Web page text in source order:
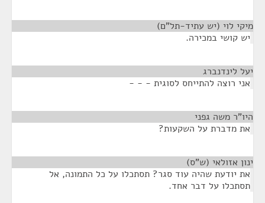
מיקי לוי (יש עתיד-תל"ם)
יש קושי במכירה.
יעל לינדנברג
אני רוצה להתייחס לסוגית - - -
היו"ר משה גפני
את מדברת על השקעות?
ינון אזולאי (ש"ס)
את יודעת שהיה עוד סגר? תסתכלו על כל התמונה, אל
תסתכלו על דבר אחד.